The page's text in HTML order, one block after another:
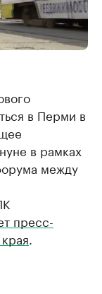
в Перми в
в рамках
между
пресс-
.